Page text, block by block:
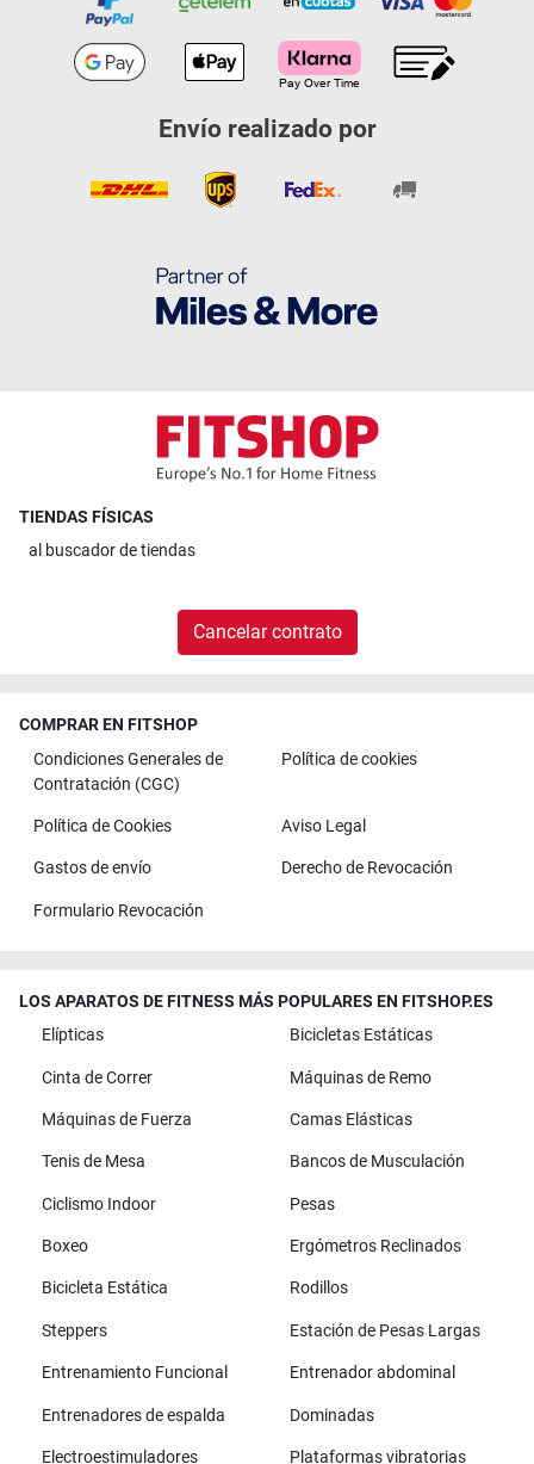
Envío realizado por
TIENDAS FÍSICAS
al buscador de tiendas
Cancelar contrato
COMPRAR EN FITSHOP
Condiciones Generales de
Contratación (CGC)
Política de cookies
Política de Cookies Aviso Legal
Gastos de envío Derecho de Revocación
Formulario Revocación
LOS APARATOS DE FITNESS MÁS POPULARES EN FITSHOP.ES
Elípticas
Bicicletas Estáticas
Cinta de Correr Máquinas de Remo
Máquinas de Fuerza Camas Elásticas
Tenis de Mesa Bancos de Musculación
Ciclismo Indoor Pesas
Boxeo Ergómetros Reclinados
Bicicleta Estática Rodillos
Steppers Estación de Pesas Largas
Entrenamiento Funcional Entrenador abdominal
Entrenadores de espalda Dominadas
Electroestimuladores Plataformas vibratorias